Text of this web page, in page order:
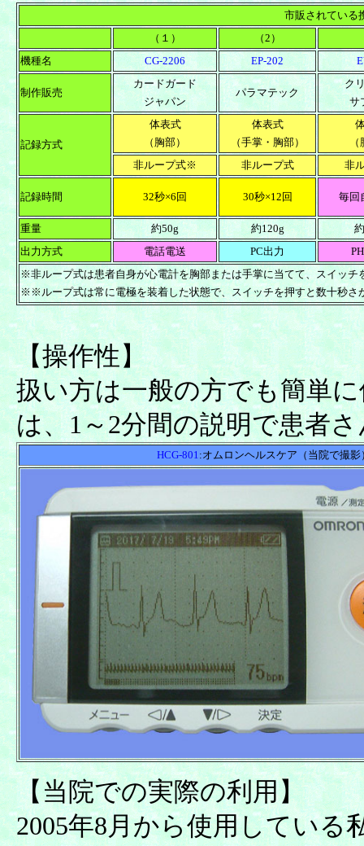
市販されている
（１）
（2）
機種名
CG-2206 EP-202
制作販売
カードガード
ジャパン
パラマテック
ク
サ
記録方式
体表式
（胸部）
体表式
（手掌・胸部）
非ループ式※
非ループ式 非
記録時間 32秒×6回 30秒×12回 毎回
重量 約50g 約120g
出力方式
電話電送 PC出力
※非ループ式は患者自身が心電計を胸部または手掌に当てて、スイッチ
※※ループ式は常に電極を装着した状態で、スイッチを押すと数十秒さ
【操作性】
扱い方は一般の方でも簡単
は、1～2分間の説明で患者
HCG-801:オムロンヘルスケア（当院で撮影
【当院での実際の利用】
2005年8月から使用している